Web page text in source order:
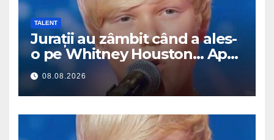
TALENT
Jurații au zâmbit când a ales-
o pe Whitney Houston… Apoi
a început să cânte
08.08.2026